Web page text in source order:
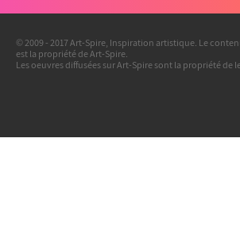
© 2009 - 2017 Art-Spire, Inspiration artistique. Le
est la propriété de Art-Spire.
Les oeuvres diffusées sur Art-Spire sont la propriété de